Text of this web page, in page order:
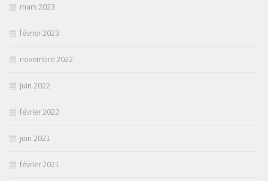
mars 2023
février 2023
novembre 2022
juin 2022
février 2022
juin 2021
février 2021